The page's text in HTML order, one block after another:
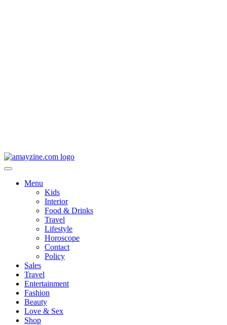
Menu
Kids
Interior
Food & Drinks
Travel
Lifestyle
Horoscope
Contact
Policy
Sales
Travel
Entertainment
Fashion
Beauty
Love & Sex
Shop